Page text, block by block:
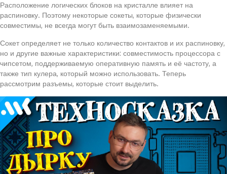
Расположение логических блоков на кристалле влияет на
распиновку. Поэтому некоторые сокеты, которые физически
совместимы, не всегда могут быть взаимозаменяемыми.
Сокет определяет не только количество контактов и их распиновку,
но и другие важные характеристики: совместимость процессора с
чипсетом, поддерживаемую оперативную память и её частоту, а
также тип кулера, который можно использовать. Теперь
рассмотрим разъемы, которые стоит выделить.